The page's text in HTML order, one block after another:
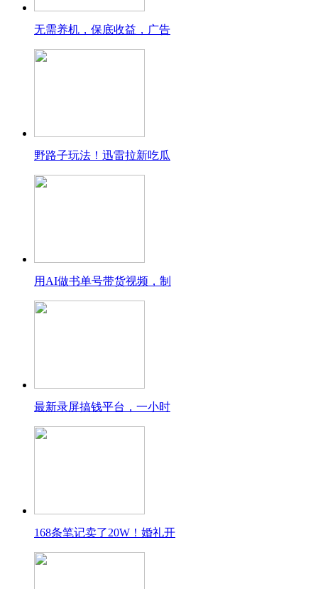
无需养机，保底收益，广告
野路子玩法！迅雷拉新吃瓜
用AI做书单号带货视频，制
最新录屏搞钱平台，一小时
168条笔记卖了20W！婚礼开